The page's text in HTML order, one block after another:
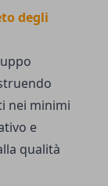
degli
nei minimi
e
qualità